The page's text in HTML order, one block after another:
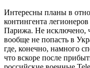
Интересны планы в
контингента
Парижа. Не исключено,
вообще не попасть в
где, конечно, намного
что вскоре после